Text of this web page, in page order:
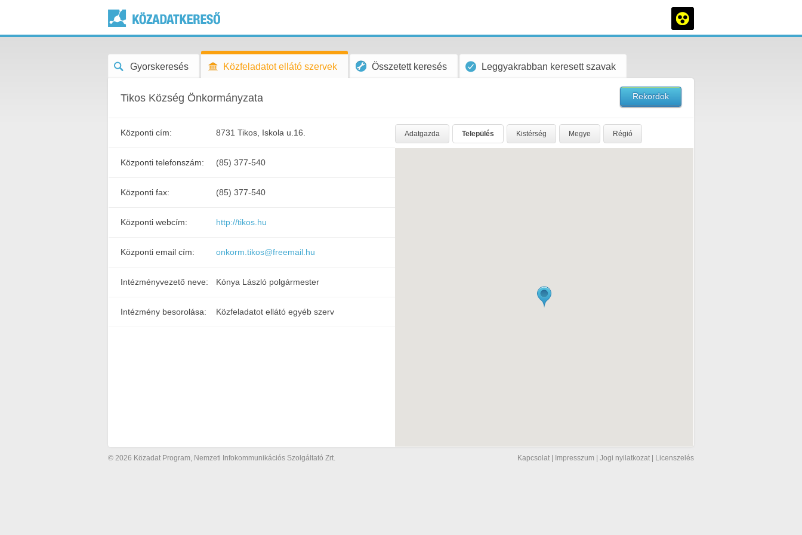
Gyorskeresés Közfeladatot ellátó szervek Összetett keresés Leggyakrabban keresett szavak
Tikos Község Önkormányzata Rekordok
Központi cím: 8731 Tikos, Iskola u.16.
Központi telefonszám: (85) 377-540
Központi fax: (85) 377-540
Központi webcím: http://tikos.hu
Központi email cím: onkorm.tikos@freemail.hu
Intézményvezető neve: Kónya László polgármester
Intézmény besorolása: Közfeladatot ellátó egyéb szerv
Adatgazda Település Kistérség Megye Régió
© 2026 Közadat Program, Nemzeti Infokommunikációs Szolgáltató Zrt. Kapcsolat Impresszum Jogi nyilatkozat Licenszelés